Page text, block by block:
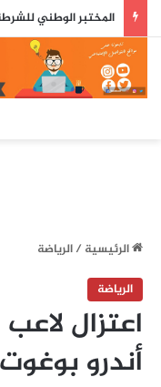
الرئيسية/الرياضة
الرياضة
اعتزال لاعب
أندرو بوغوت